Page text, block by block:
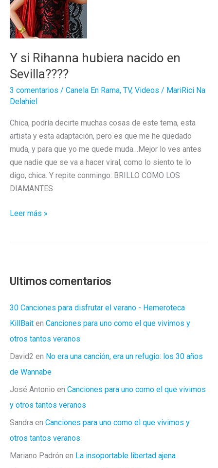
Y si Rihanna hubiera nacido en
Sevilla????
3 comentarios / Canela En Rama, TV, Videos / MariRici Na
Delahiel
Chica, podría decirte muchas cosas de este tema, esta
artista y esta adaptación, pero es que me he quedado
muda, y para que yo me quede muda…Mejor lo ves antes
que nadie que se va a hacer viral, como lo siento te lo
digo, chica. Y repite conmingo: BRILLO COMO LOS
DIAMANTES
Y
en
Leer más »
Ultimos comentarios
30 Canciones para disfrutar el verano - Hemeroteca
KillBait en Canciones para uno como el que vivimos y
otros tantos veranos
David2 en No era una canción, era un refugio: los 30 años
de Wannabe
José Antonio en Canciones para uno como el que vivimos
y otros tantos veranos
Sandra en Canciones para uno como el que vivimos y
otros tantos veranos
Mariano Padrón en La insoportable libertad ajena